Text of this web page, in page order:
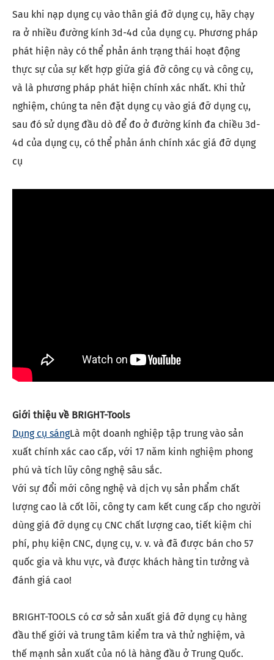
Sau khi nạp dụng cụ vào thân giá đỡ dụng cụ, hãy chạy
ra ở nhiều đường kính 3d-4d của dụng cụ. Phương pháp
phát hiện này có thể phản ánh trạng thái hoạt động
thực sự của sự kết hợp giữa giá đỡ công cụ và công cụ,
và là phương pháp phát hiện chính xác nhất. Khi thử
nghiệm, chúng ta nên đặt dụng cụ vào giá đỡ dụng cụ,
sau đó sử dụng đầu dò để đo ở đường kính đa chiều 3d-
4d của dụng cụ, có thể phản ánh chính xác giá đỡ dụng
cụ
Giới thiệu về BRIGHT-Tools
Dụng cụ sángLà một doanh nghiệp tập trung vào sản
xuất chính xác cao cấp, với 17 năm kinh nghiệm phong
phú và tích lũy công nghệ sâu sắc.
Với sự đổi mới công nghệ và dịch vụ sản phẩm chất
lượng cao là cốt lõi, công ty cam kết cung cấp cho người
dùng giá đỡ dụng cụ CNC chất lượng cao, tiết kiệm chi
phí, phụ kiện CNC, dụng cụ, v. v. và đã được bán cho 57
quốc gia và khu vực, và được khách hàng tin tưởng và
đánh giá cao!
BRIGHT-TOOLS có cơ sở sản xuất giá đỡ dụng cụ hàng
đầu thế giới và trung tâm kiểm tra và thử nghiệm, và
thế mạnh sản xuất của nó là hàng đầu ở Trung Quốc.